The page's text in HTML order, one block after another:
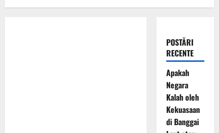
POSTĂRI
RECENTE
Apakah
Negara
Kalah oleh
Kekuasaan
di Banggai